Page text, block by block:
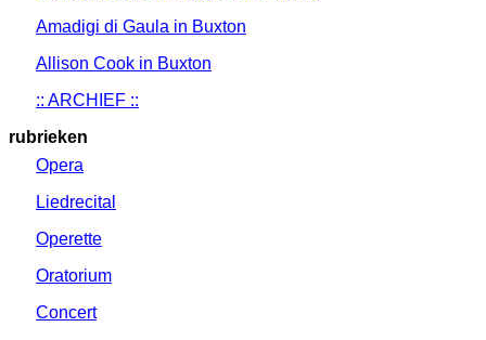
Amadigi di Gaula in Buxton
Allison Cook in Buxton
:: ARCHIEF ::
rubrieken
Opera
Liedrecital
Operette
Oratorium
Concert